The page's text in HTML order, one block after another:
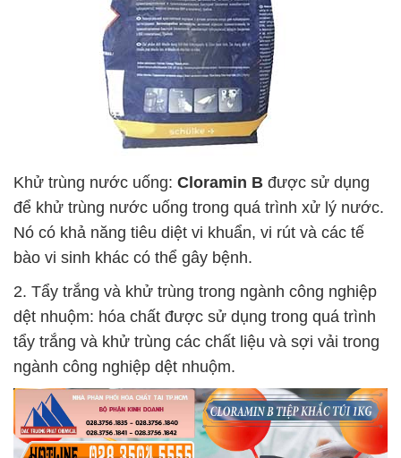
Khử trùng nước uống: Cloramin B được sử dụng
để khử trùng nước uống trong quá trình xử lý nước.
Nó có khả năng tiêu diệt vi khuẩn, vi rút và các tế
bào vi sinh khác có thể gây bệnh.
2. Tẩy trắng và khử trùng trong ngành công nghiệp
dệt nhuộm: hóa chất được sử dụng trong quá trình
tẩy trắng và khử trùng các chất liệu và sợi vải trong
ngành công nghiệp dệt nhuộm.